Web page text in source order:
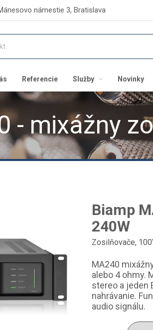
námestie 3, Bratislava
Referencie Služby Novinky
- mixážny
Biamp
240W
Zosilňovače,
MA240
alebo 4 ohmy.
stereo a jeden
nahrávanie.
audio signálu.